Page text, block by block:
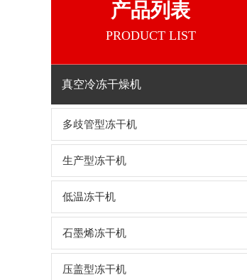
产品列表
PRODUCT LIST
真空冷冻干燥机
多歧管型冻干机
生产型冻干机
低温冻干机
石墨烯冻干机
压盖型冻干机